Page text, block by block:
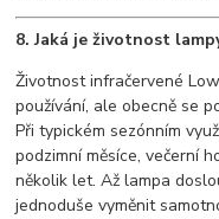
8. Jaká je životnost
Životnost infračervené
používání, ale obecně se
Při typickém sezónním
podzimní měsíce, večerní
několik let. Až lampa
jednoduše vyměnit